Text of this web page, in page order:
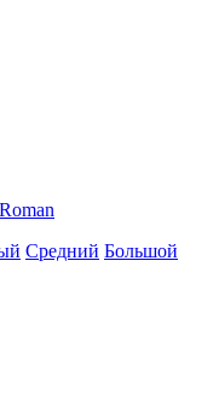
Средний Большой